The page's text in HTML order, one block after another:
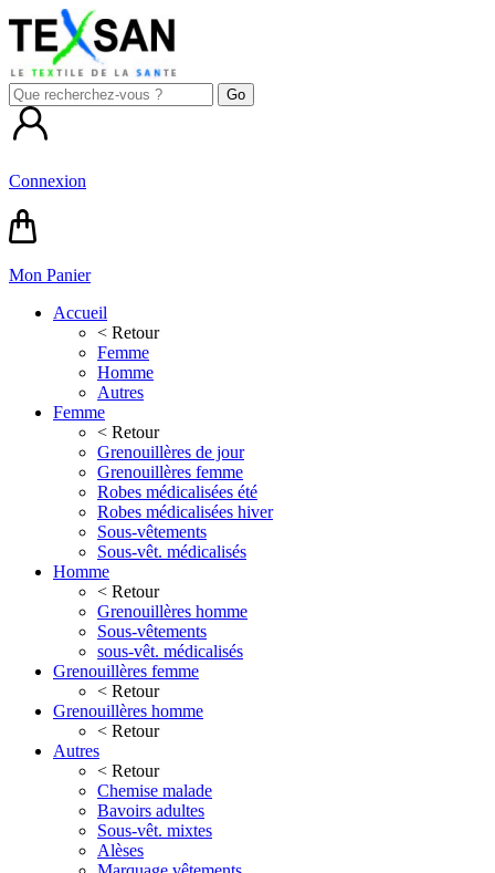
Connexion
Mon Panier
Accueil
< Retour
Femme
Homme
Autres
Femme
< Retour
Grenouillères de jour
Grenouillères femme
Robes médicalisées été
Robes médicalisées hiver
Sous-vêtements
Sous-vêt. médicalisés
Homme
< Retour
Grenouillères homme
Sous-vêtements
sous-vêt. médicalisés
Grenouillères femme
< Retour
Grenouillères homme
< Retour
Autres
< Retour
Chemise malade
Bavoirs adultes
Sous-vêt. mixtes
Alèses